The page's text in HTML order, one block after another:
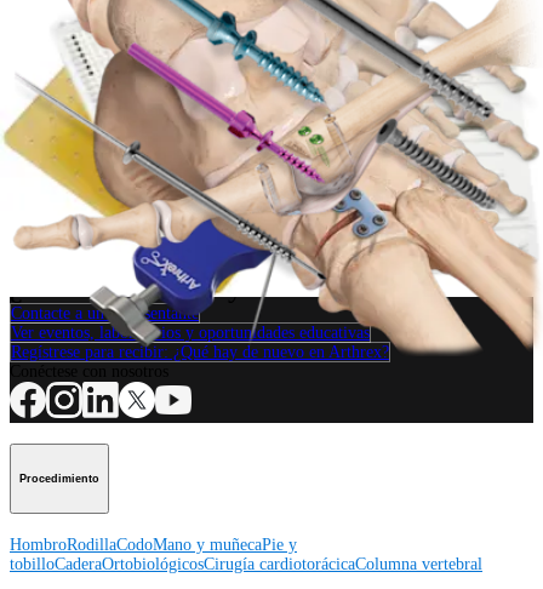
Procedimiento
Pie y tobillo
Set de tornillos de bajo perfil
Producto
¿Cómo podemos ayudarlo?
Contacte a un representante
Ver eventos, laboratorios y oportunidades educativas
Regístrese para recibir: ¿Qué hay de nuevo en Arthrex?
Procedimiento
HombroRodillaCodoMano y muñecaPie y
tobilloCaderaOrtobiológicosCirugía cardiotorácicaColumna vertebral